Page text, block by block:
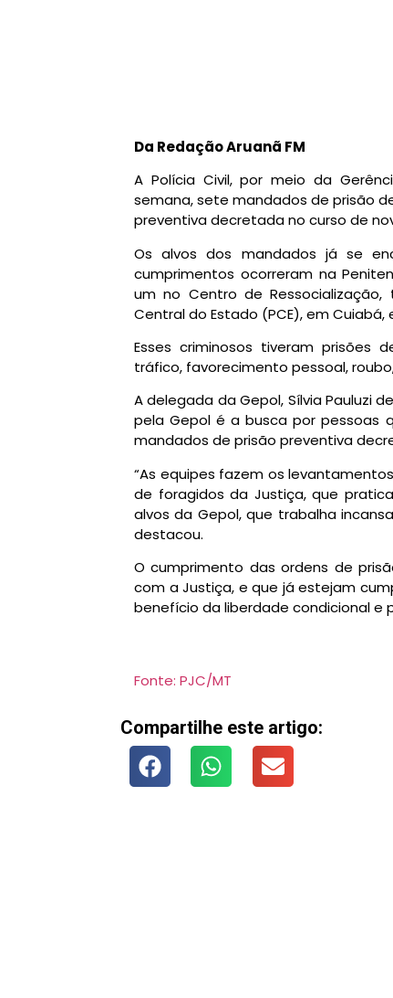
Da Redação Aruanã FM
A Polícia Civil, por meio da
semana, sete mandados de prisão
preventiva decretada no curso de
Os alvos dos mandados já se
cumprimentos ocorreram na
um no Centro de
Central do Estado (PCE), em
Esses criminosos tiveram prisões
tráfico, favorecimento pessoal,
A delegada da Gepol, Sílvia Pauluzi
pela Gepol é a busca por pessoas
mandados de prisão preventiva
“As equipes fazem os
de foragidos da Justiça, que
alvos da Gepol, que trabalha
destacou.
O cumprimento das ordens de
com a Justiça, e que já estejam
benefício da liberdade condicional e
Fonte: PJC/MT
Compartilhe este artigo: